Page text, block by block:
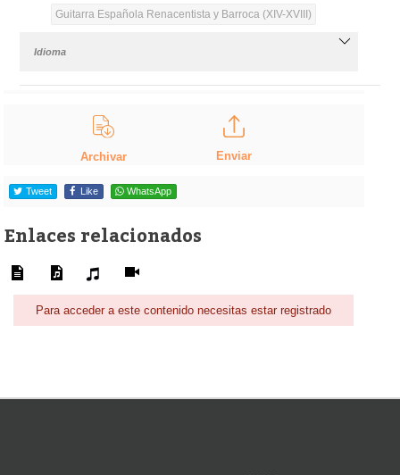
Guitarra Española Renacentista y Barroca (XIV-XVIII)
Idioma
Archivar Enviar
Tweet Like WhatsApp
Enlaces relacionados
Para acceder a este contenido necesitas estar registrado